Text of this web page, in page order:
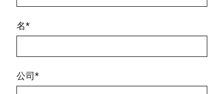
名*
公司*